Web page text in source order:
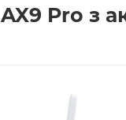
Pro з